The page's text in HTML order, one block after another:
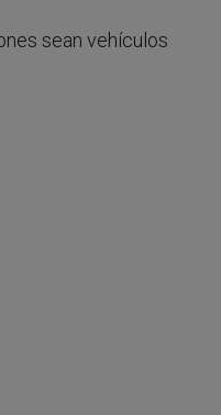
sean vehículos